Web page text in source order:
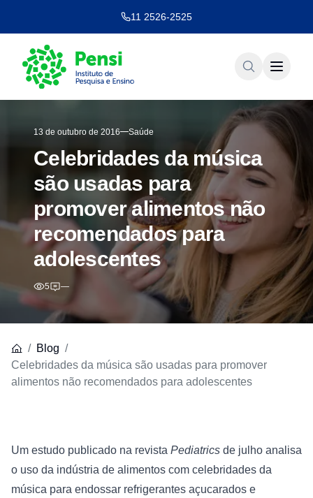
11 2526-2525
13 de outubro de 2016 Saúde
Celebridades da música
são usadas para
promover alimentos não
recomendados para
adolescentes
5 —
Blog
Celebridades da música são usadas para promover
alimentos não recomendados para adolescentes
Um estudo publicado na revista Pediatrics de julho analisa
o uso da indústria de alimentos com celebridades da
música para endossar refrigerantes açucarados e